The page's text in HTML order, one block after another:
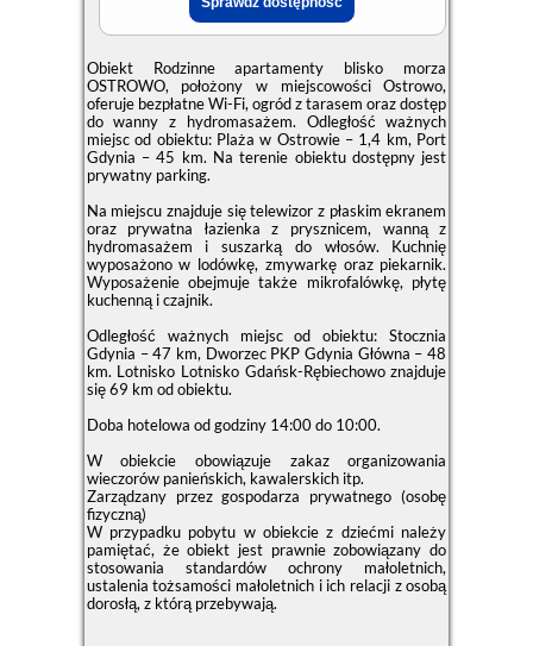
Obiekt Rodzinne apartamenty blisko morza
OSTROWO, położony w miejscowości Ostrowo,
oferuje bezpłatne Wi-Fi, ogród z tarasem oraz dostęp
do wanny z hydromasażem. Odległość ważnych
miejsc od obiektu: Plaża w Ostrowie – 1,4 km, Port
Gdynia – 45 km. Na terenie obiektu dostępny jest
prywatny parking.
Na miejscu znajduje się telewizor z płaskim ekranem
oraz prywatna łazienka z prysznicem, wanną z
hydromasażem i suszarką do włosów. Kuchnię
wyposażono w lodówkę, zmywarkę oraz piekarnik.
Wyposażenie obejmuje także mikrofalówkę, płytę
kuchenną i czajnik.
Odległość ważnych miejsc od obiektu: Stocznia
Gdynia – 47 km, Dworzec PKP Gdynia Główna – 48
km. Lotnisko Lotnisko Gdańsk-Rębiechowo znajduje
się 69 km od obiektu.
Doba hotelowa od godziny 14:00do 10:00.
W obiekcie obowiązuje zakaz organizowania
wieczorów panieńskich, kawalerskich itp.
Zarządzany przez gospodarza prywatnego (osobę
fizyczną)
W przypadku pobytu w obiekcie z dziećmi należy
pamiętać, że obiekt jest prawnie zobowiązany do
stosowania standardów ochrony małoletnich,
ustalenia tożsamości małoletnich i ich relacji z osobą
dorosłą, z którą przebywają.